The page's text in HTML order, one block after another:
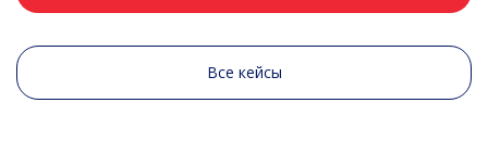
Все кейсы